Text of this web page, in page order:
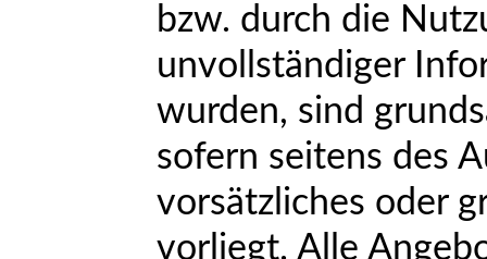
bzw. durch die
unvollständiger
wurden, sind
sofern seitens des
vorsätzliches oder
vorliegt. Alle